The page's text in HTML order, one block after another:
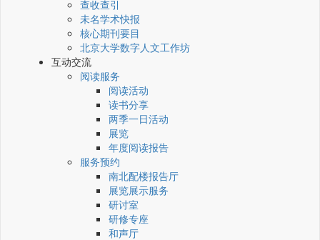
查收查引
未名学术快报
核心期刊要目
北京大学数字人文工作坊
互动交流
阅读服务
阅读活动
读书分享
两季一日活动
展览
年度阅读报告
服务预约
南北配楼报告厅
展览展示服务
研讨室
研修专座
和声厅